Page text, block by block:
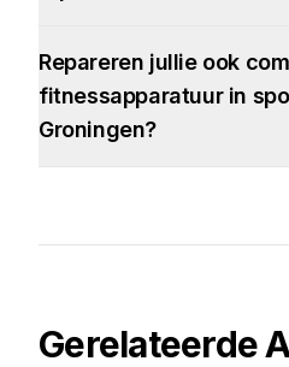
Repareren jullie ook
fitnessapparatuur in
Groningen?
Gerelateerde